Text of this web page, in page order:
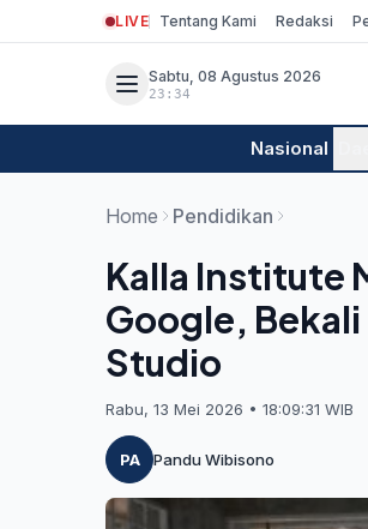
LIVE Tentang Kami Redaksi
Sabtu, 08 Agustus 2026
23:34
Nasional
Home Pendidikan
Kalla Institute
Google,
Studio
Rabu, 13 Mei 2026 • 18:09:31 WIB
PA Pandu Wibisono